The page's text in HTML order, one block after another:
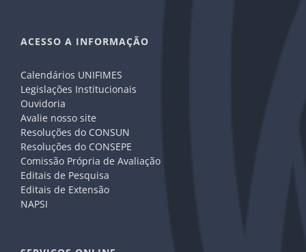
ACESSO A INFORMAÇÃO
Calendários UNIFIMES
Legislações Institucionais
Ouvidoria
Avalie nosso site
Resoluções do CONSUN
Resoluções do CONSEPE
Comissão Própria de Avaliação
Editais de Pesquisa
Editais de Extensão
NAPSI